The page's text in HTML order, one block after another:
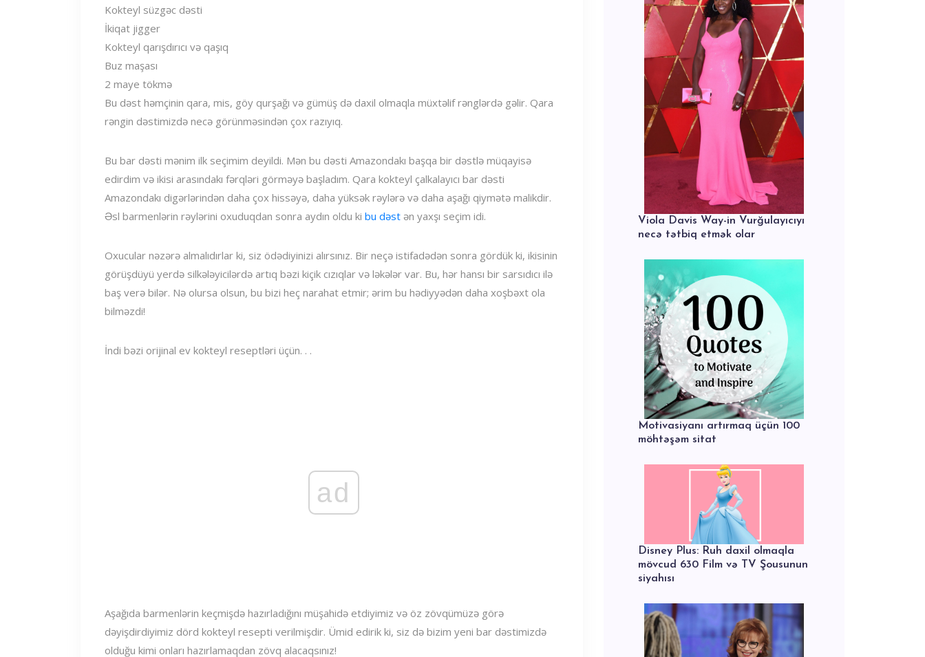
Kokteyl süzgəc dəsti
İkiqat jigger
Kokteyl qarışdırıcı və qaşıq
Buz maşası
2 maye tökmə
Bu dəst həmçinin qara, mis, göy qurşağı və gümüş də daxil olmaqla müxtəlif rənglərdə gəlir. Qara
rəngin dəstimizdə necə görünməsindən çox razıyıq.
Bu bar dəsti mənim ilk seçimim deyildi. Mən bu dəsti Amazondakı başqa bir dəstlə müqayisə
edirdim və ikisi arasındakı fərqləri görməyə başladım. Qara kokteyl çalkalayıcı bar dəsti
Amazondakı digərlərindən daha çox hissəyə, daha yüksək rəylərə və daha aşağı qiymətə malikdir.
Əsl barmenlərin rəylərini oxuduqdan sonra aydın oldu ki bu dəst ən yaxşı seçim idi.
Oxucular nəzərə almalıdırlar ki, siz ödədiyinizi alırsınız. Bir neçə istifadədən sonra gördük ki, ikisinin
görüşdüyü yerdə silkələyicilərdə artıq bəzi kiçik cızıqlar və ləkələr var. Bu, hər hansı bir sarsıdıcı ilə
baş verə bilər. Nə olursa olsun, bu bizi heç narahat etmir; ərim bu hədiyyədən daha xoşbəxt ola
bilməzdi!
İndi bəzi orijinal ev kokteyl reseptləri üçün. . .
ad
Aşağıda barmenlərin keçmişdə hazırladığını müşahidə etdiyimiz və öz zövqümüzə görə
dəyişdirdiyimiz dörd kokteyl resepti verilmişdir. Ümid edirik ki, siz də bizim yeni bar dəstimizdə
olduğu kimi onları hazırlamaqdan zövq alacaqsınız!
Viola Davis Way-in Vurğulayıcıyı
necə tətbiq etmək olar
Motivasiyanı artırmaq üçün 100
möhtəşəm sitat
Disney Plus: Ruh daxil olmaqla
mövcud 630 Film və TV Şousunun
siyahısı